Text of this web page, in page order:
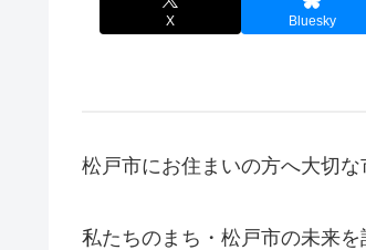
X Bluesky
松戸市にお住まいの方へ大切な
私たちのまち・松戸市の未来